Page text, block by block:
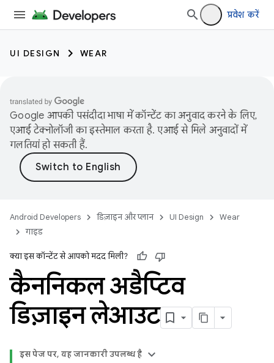
प्रवेश करें
UI DESIGN WEAR
Google आपकी पसंदीदा भाषा में कॉन्टेंट का अनुवाद करने के लिए,
एआई टेक्नोलॉजी का इस्तेमाल करता है. एआई से मिले अनुवादों में
गलतियां हो सकती हैं.
Android Developers डिज़ाइन और प्लान UI Design
Wear
गाइड
क्या इस कॉन्टेंट से आपको मदद मिली?
कैननिकल अडैप्टिव
डिज़ाइन लेआउट
इस पेज पर, यह जानकारी उपलब्ध है